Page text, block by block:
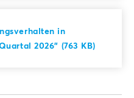
in
2026" (763 KB)